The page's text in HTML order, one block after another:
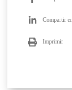
Compartir
Imprimir